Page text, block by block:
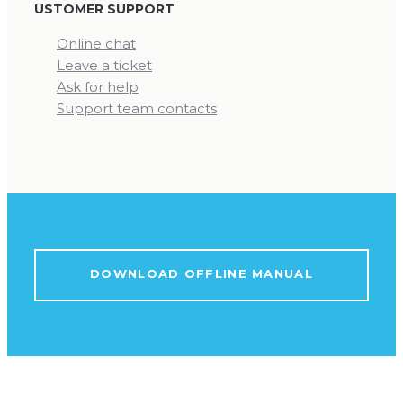
USTOMER SUPPORT
Online chat
Leave a ticket
Ask for help
Support team contacts
DOWNLOAD OFFLINE MANUAL